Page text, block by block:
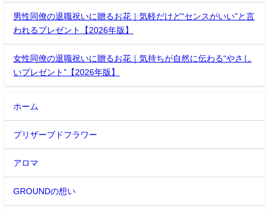
男性同僚の退職祝いに贈るお花｜気軽だけど“センスがいい”と言
われるプレゼント【2026年版】
女性同僚の退職祝いに贈るお花｜気持ちが自然に伝わる“やさし
いプレゼント”【2026年版】
ホーム
プリザーブドフラワー
アロマ
GROUNDの想い